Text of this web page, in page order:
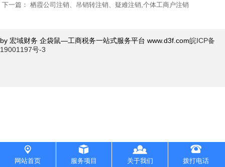
下一篇：栖霞公司注销、吊销转注销、疑难注销,个体工商户注销
by 宏域财务 企袋鼠—工商税务一站式服务平台 www.d3f.com皖ICP备
19001197号-3
网站首页 服务项目 关于我们 拨打电话